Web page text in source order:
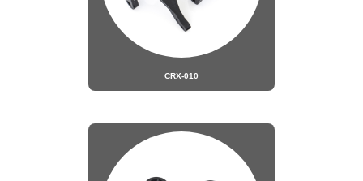
CRX-010